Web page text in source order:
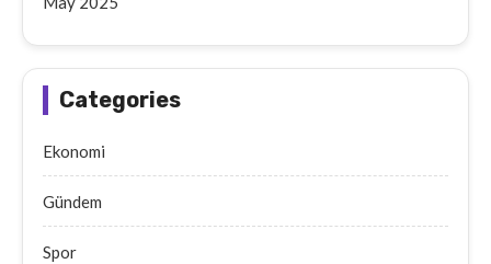
Categories
Ekonomi
Gündem
Spor